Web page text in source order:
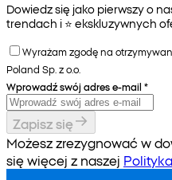
Dowiedz się jako pierwszy o
trendach i ⭐️ ekskluzywnych
Wyrażam zgodę na
Poland Sp. z o.o.
Wprowadź swój adres e-mail *
Zapisz się
Możesz zrezygnować w
się więcej z naszej